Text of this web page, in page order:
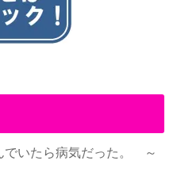
でいたら病気だった。 ～